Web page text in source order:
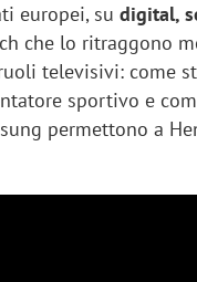
europei, su digital,
che lo ritraggono
televisivi: come
sportivo e
permettono a